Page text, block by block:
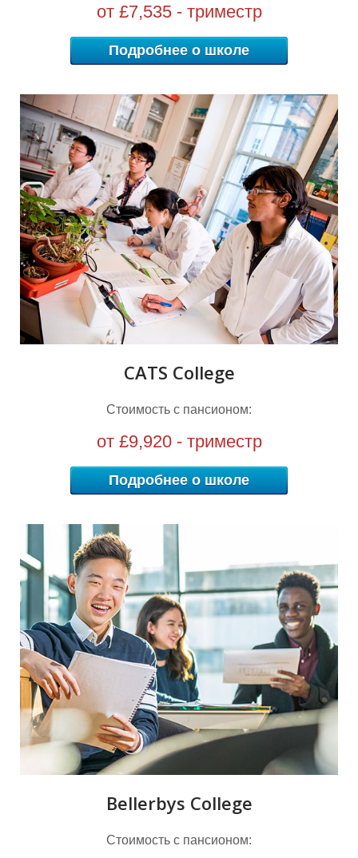
Г
О
от £7,535 - триместр
Подробнее о школе
CATS Сollege
Стоимость с пансионом:
от £9,920 - триместр
Подробнее о школе
Bellerbys College
Стоимость с пансионом:
Г
О